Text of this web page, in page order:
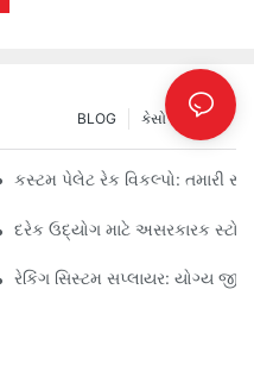
INFO
કેસો
BLOG
ઔદ્યોગિક રેકિંગ સોલ્યુશન્સ
કસ્ટમ પેલેટ રેક વિકલ્પો: તમારી
અને નવીનતાઓ
દરેક ઉદ્યોગ માટે અસરકારક
રેકિંગ સિસ્ટમ સપ્લાયર: યોગ્ય